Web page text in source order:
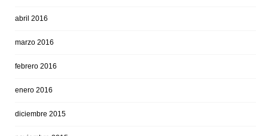
abril 2016
marzo 2016
febrero 2016
enero 2016
diciembre 2015